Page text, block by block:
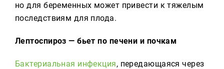
но для беременных может привести к тяжелым
последствиям для плода.
Лептоспироз — бьет по печени и почкам
Бактериальная инфекция, передающаяся через